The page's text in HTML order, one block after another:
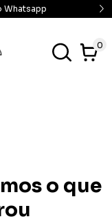
Whatsapp
0
o que